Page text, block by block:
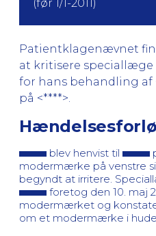
(før 1/1-2011)
Patientklagenævnet
at kritisere speciallæge
for hans behandling af
på <****>.
blev henvist til
modermærke på venstre
begyndt at irritere.
foretog den 10. maj
modermærket og
om et modermærke i